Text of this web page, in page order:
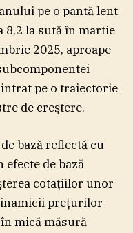
pe o pantă lent
8,2 la sută în martie
2025, aproape
pe o traiectorie
de creştere.
bază reflectă cu
de bază
cotaţiilor unor
preţurilor
mică măsură